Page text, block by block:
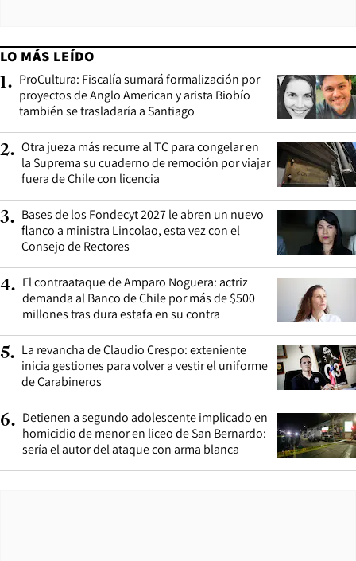
LO MÁS LEÍDO
1. ProCultura: Fiscalía sumará formalización por
proyectos de Anglo American y arista Biobío
también se trasladaría a Santiago
2. Otra jueza más recurre al TC para congelar en
la Suprema su cuaderno de remoción por viajar
fuera de Chile con licencia
3. Bases de los Fondecyt 2027 le abren un nuevo
flanco a ministra Lincolao, esta vez con el
Consejo de Rectores
4. El contraataque de Amparo Noguera: actriz
demanda al Banco de Chile por más de $500
millones tras dura estafa en su contra
5. La revancha de Claudio Crespo: exteniente
inicia gestiones para volver a vestir el uniforme
de Carabineros
6. Detienen a segundo adolescente implicado en
homicidio de menor en liceo de San Bernardo:
sería el autor del ataque con arma blanca